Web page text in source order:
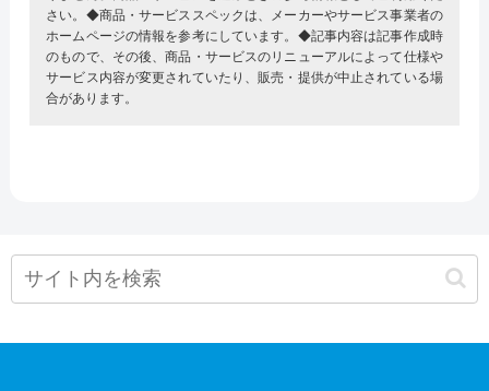
さい。◆商品・サービススペックは、メーカーやサービス事業者の
ホームページの情報を参考にしています。◆記事内容は記事作成時
のもので、その後、商品・サービスのリニューアルによって仕様や
サービス内容が変更されていたり、販売・提供が中止されている場
合があります。